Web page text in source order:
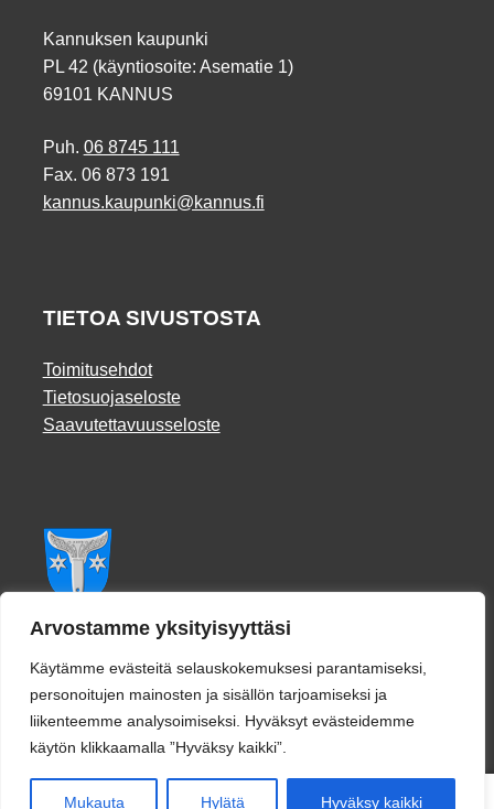
Arvostamme yksityisyyttäsi
Käytämme evästeitä selauskokemuksesi parantamiseksi,
personoitujen mainosten ja sisällön tarjoamiseksi ja
liikenteemme analysoimiseksi. Hyväksyt evästeidemme
käytön klikkaamalla ”Hyväksy kaikki”.
Mukauta Hylätä Hyväksy kaikki
Kannuksen kaupunki
PL 42 (käyntiosoite: Asematie 1)
69101 KANNUS
Puh. 06 8745 111
Fax. 06 873 191
kannus.kaupunki@kannus.fi
TIETOA SIVUSTOSTA
Toimitusehdot
Tietosuojaseloste
Saavutettavuusseloste
Facebook
0